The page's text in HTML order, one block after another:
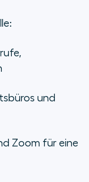
und
Zoom für eine